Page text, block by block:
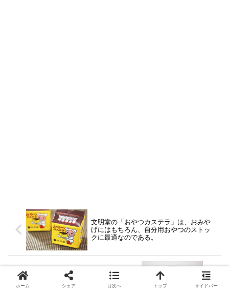
文明堂の「おやつカステラ」は、おみや
げにはもちろん、自分用おやつのストッ
クに最適なのである。
沖縄で買ってきた「コーレーグス」の虜
となりつつあります。将来的には自作も
視野に。
ホーム シェア 目次へ トップ サイドバー